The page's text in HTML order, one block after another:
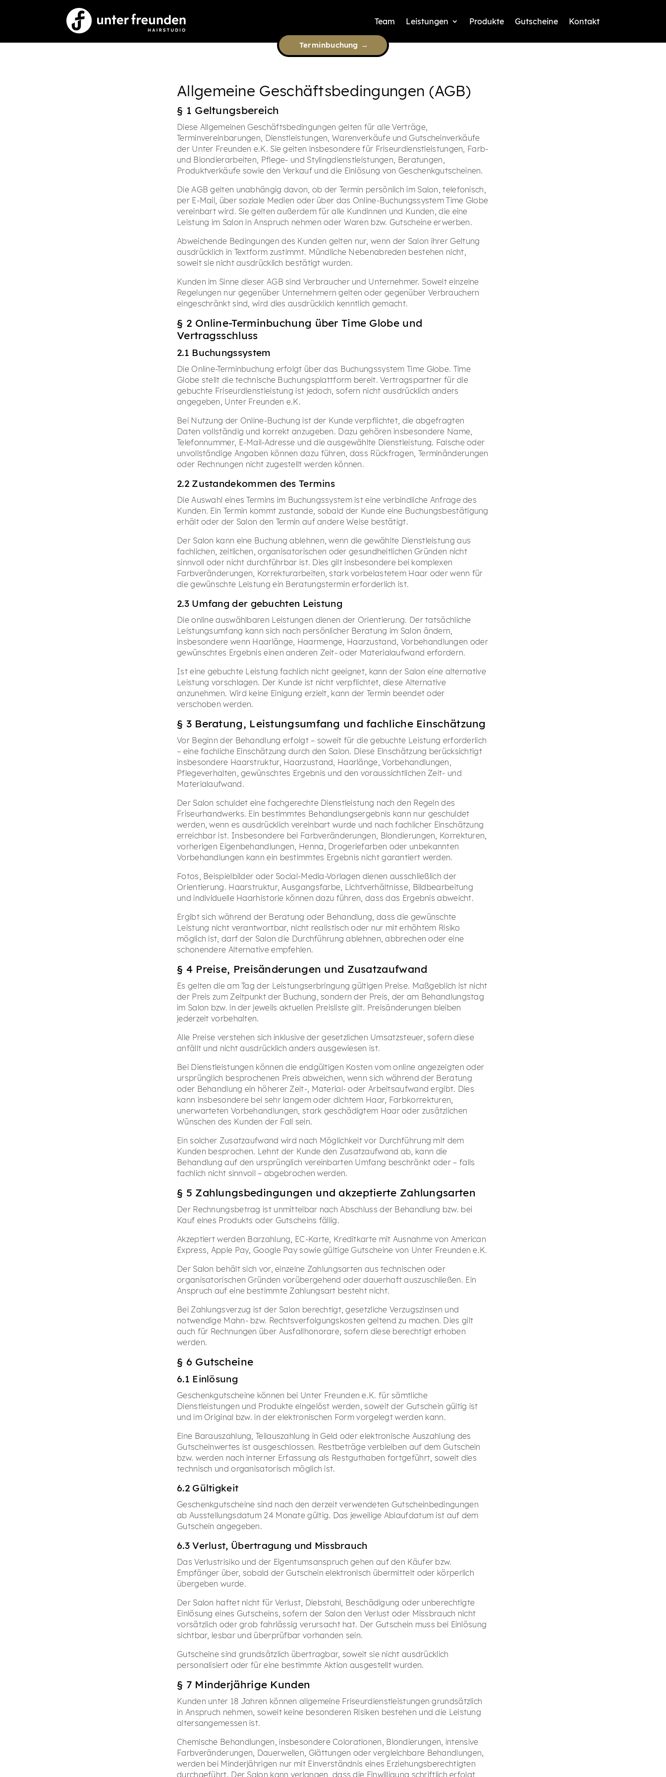
Terminbuchung →
Team Leistungen Produkte Gutscheine Kontakt
Allgemeine Geschäftsbedingungen (AGB)
§ 1 Geltungsbereich
Diese Allgemeinen Geschäftsbedingungen gelten für alle Verträge,
Terminvereinbarungen, Dienstleistungen, Warenverkäufe und Gutscheinverkäufe
der Unter Freunden e.K. Sie gelten insbesondere für Friseurdienstleistungen, Farb-
und Blondierarbeiten, Pflege- und Stylingdienstleistungen, Beratungen,
Produktverkäufe sowie den Verkauf und die Einlösung von Geschenkgutscheinen.
Die AGB gelten unabhängig davon, ob der Termin persönlich im Salon, telefonisch,
per E-Mail, über soziale Medien oder über das Online-Buchungssystem Time Globe
vereinbart wird. Sie gelten außerdem für alle Kundinnen und Kunden, die eine
Leistung im Salon in Anspruch nehmen oder Waren bzw. Gutscheine erwerben.
Abweichende Bedingungen des Kunden gelten nur, wenn der Salon ihrer Geltung
ausdrücklich in Textform zustimmt. Mündliche Nebenabreden bestehen nicht,
soweit sie nicht ausdrücklich bestätigt wurden.
Kunden im Sinne dieser AGB sind Verbraucher und Unternehmer. Soweit einzelne
Regelungen nur gegenüber Unternehmern gelten oder gegenüber Verbrauchern
eingeschränkt sind, wird dies ausdrücklich kenntlich gemacht.
§ 2 Online-Terminbuchung über Time Globe und
Vertragsschluss
2.1 Buchungssystem
Die Online-Terminbuchung erfolgt über das Buchungssystem Time Globe. Time
Globe stellt die technische Buchungsplattform bereit. Vertragspartner für die
gebuchte Friseurdienstleistung ist jedoch, sofern nicht ausdrücklich anders
angegeben, Unter Freunden e.K.
Bei Nutzung der Online-Buchung ist der Kunde verpflichtet, die abgefragten
Daten vollständig und korrekt anzugeben. Dazu gehören insbesondere Name,
Telefonnummer, E-Mail-Adresse und die ausgewählte Dienstleistung. Falsche oder
unvollständige Angaben können dazu führen, dass Rückfragen, Terminänderungen
oder Rechnungen nicht zugestellt werden können.
2.2 Zustandekommen des Termins
Die Auswahl eines Termins im Buchungssystem ist eine verbindliche Anfrage des
Kunden. Ein Termin kommt zustande, sobald der Kunde eine Buchungsbestätigung
erhält oder der Salon den Termin auf andere Weise bestätigt.
Der Salon kann eine Buchung ablehnen, wenn die gewählte Dienstleistung aus
fachlichen, zeitlichen, organisatorischen oder gesundheitlichen Gründen nicht
sinnvoll oder nicht durchführbar ist. Dies gilt insbesondere bei komplexen
Farbveränderungen, Korrekturarbeiten, stark vorbelastetem Haar oder wenn für
die gewünschte Leistung ein Beratungstermin erforderlich ist.
2.3 Umfang der gebuchten Leistung
Die online auswählbaren Leistungen dienen der Orientierung. Der tatsächliche
Leistungsumfang kann sich nach persönlicher Beratung im Salon ändern,
insbesondere wenn Haarlänge, Haarmenge, Haarzustand, Vorbehandlungen oder
gewünschtes Ergebnis einen anderen Zeit- oder Materialaufwand erfordern.
Ist eine gebuchte Leistung fachlich nicht geeignet, kann der Salon eine alternative
Leistung vorschlagen. Der Kunde ist nicht verpflichtet, diese Alternative
anzunehmen. Wird keine Einigung erzielt, kann der Termin beendet oder
verschoben werden.
§ 3 Beratung, Leistungsumfang und fachliche Einschätzung
Vor Beginn der Behandlung erfolgt – soweit für die gebuchte Leistung erforderlich
– eine fachliche Einschätzung durch den Salon. Diese Einschätzung berücksichtigt
insbesondere Haarstruktur, Haarzustand, Haarlänge, Vorbehandlungen,
Pflegeverhalten, gewünschtes Ergebnis und den voraussichtlichen Zeit- und
Materialaufwand.
Der Salon schuldet eine fachgerechte Dienstleistung nach den Regeln des
Friseurhandwerks. Ein bestimmtes Behandlungsergebnis kann nur geschuldet
werden, wenn es ausdrücklich vereinbart wurde und nach fachlicher Einschätzung
erreichbar ist. Insbesondere bei Farbveränderungen, Blondierungen, Korrekturen,
vorherigen Eigenbehandlungen, Henna, Drogeriefarben oder unbekannten
Vorbehandlungen kann ein bestimmtes Ergebnis nicht garantiert werden.
Fotos, Beispielbilder oder Social-Media-Vorlagen dienen ausschließlich der
Orientierung. Haarstruktur, Ausgangsfarbe, Lichtverhältnisse, Bildbearbeitung
und individuelle Haarhistorie können dazu führen, dass das Ergebnis abweicht.
Ergibt sich während der Beratung oder Behandlung, dass die gewünschte
Leistung nicht verantwortbar, nicht realistisch oder nur mit erhöhtem Risiko
möglich ist, darf der Salon die Durchführung ablehnen, abbrechen oder eine
schonendere Alternative empfehlen.
§ 4 Preise, Preisänderungen und Zusatzaufwand
Es gelten die am Tag der Leistungserbringung gültigen Preise. Maßgeblich ist nicht
der Preis zum Zeitpunkt der Buchung, sondern der Preis, der am Behandlungstag
im Salon bzw. in der jeweils aktuellen Preisliste gilt. Preisänderungen bleiben
jederzeit vorbehalten.
Alle Preise verstehen sich inklusive der gesetzlichen Umsatzsteuer, sofern diese
anfällt und nicht ausdrücklich anders ausgewiesen ist.
Bei Dienstleistungen können die endgültigen Kosten vom online angezeigten oder
ursprünglich besprochenen Preis abweichen, wenn sich während der Beratung
oder Behandlung ein höherer Zeit-, Material- oder Arbeitsaufwand ergibt. Dies
kann insbesondere bei sehr langem oder dichtem Haar, Farbkorrekturen,
unerwarteten Vorbehandlungen, stark geschädigtem Haar oder zusätzlichen
Wünschen des Kunden der Fall sein.
Ein solcher Zusatzaufwand wird nach Möglichkeit vor Durchführung mit dem
Kunden besprochen. Lehnt der Kunde den Zusatzaufwand ab, kann die
Behandlung auf den ursprünglich vereinbarten Umfang beschränkt oder – falls
fachlich nicht sinnvoll – abgebrochen werden.
§ 5 Zahlungsbedingungen und akzeptierte Zahlungsarten
Der Rechnungsbetrag ist unmittelbar nach Abschluss der Behandlung bzw. bei
Kauf eines Produkts oder Gutscheins fällig.
Akzeptiert werden Barzahlung, EC-Karte, Kreditkarte mit Ausnahme von American
Express, Apple Pay, Google Pay sowie gültige Gutscheine von Unter Freunden e.K.
Der Salon behält sich vor, einzelne Zahlungsarten aus technischen oder
organisatorischen Gründen vorübergehend oder dauerhaft auszuschließen. Ein
Anspruch auf eine bestimmte Zahlungsart besteht nicht.
Bei Zahlungsverzug ist der Salon berechtigt, gesetzliche Verzugszinsen und
notwendige Mahn- bzw. Rechtsverfolgungskosten geltend zu machen. Dies gilt
auch für Rechnungen über Ausfallhonorare, sofern diese berechtigt erhoben
werden.
§ 6 Gutscheine
6.1 Einlösung
Geschenkgutscheine können bei Unter Freunden e.K. für sämtliche
Dienstleistungen und Produkte eingelöst werden, soweit der Gutschein gültig ist
und im Original bzw. in der elektronischen Form vorgelegt werden kann.
Eine Barauszahlung, Teilauszahlung in Geld oder elektronische Auszahlung des
Gutscheinwertes ist ausgeschlossen. Restbeträge verbleiben auf dem Gutschein
bzw. werden nach interner Erfassung als Restguthaben fortgeführt, soweit dies
technisch und organisatorisch möglich ist.
6.2 Gültigkeit
Geschenkgutscheine sind nach den derzeit verwendeten Gutscheinbedingungen
ab Ausstellungsdatum 24 Monate gültig. Das jeweilige Ablaufdatum ist auf dem
Gutschein angegeben.
6.3 Verlust, Übertragung und Missbrauch
Das Verlustrisiko und der Eigentumsanspruch gehen auf den Käufer bzw.
Empfänger über, sobald der Gutschein elektronisch übermittelt oder körperlich
übergeben wurde.
Der Salon haftet nicht für Verlust, Diebstahl, Beschädigung oder unberechtigte
Einlösung eines Gutscheins, sofern der Salon den Verlust oder Missbrauch nicht
vorsätzlich oder grob fahrlässig verursacht hat. Der Gutschein muss bei Einlösung
sichtbar, lesbar und überprüfbar vorhanden sein.
Gutscheine sind grundsätzlich übertragbar, soweit sie nicht ausdrücklich
personalisiert oder für eine bestimmte Aktion ausgestellt wurden.
§ 7 Minderjährige Kunden
Kunden unter 18 Jahren können allgemeine Friseurdienstleistungen grundsätzlich
in Anspruch nehmen, soweit keine besonderen Risiken bestehen und die Leistung
altersangemessen ist.
Chemische Behandlungen, insbesondere Colorationen, Blondierungen, intensive
Farbveränderungen, Dauerwellen, Glättungen oder vergleichbare Behandlungen,
werden bei Minderjährigen nur mit Einverständnis eines Erziehungsberechtigten
durchgeführt. Der Salon kann verlangen, dass die Einwilligung schriftlich erfolgt